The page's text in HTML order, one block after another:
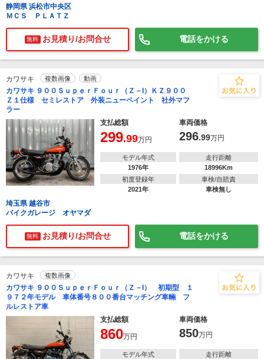
静岡県 浜松市中央区
ＭＣＳ ＰＬＡＴＺ
無料 お見積り/お問合せ 電話をかける
カワサキ 複数画像 動画
カワサキ ９００ＳｕｐｅｒＦｏｕｒ（Ｚ－I）ＫＺ９００
Ｚ１仕様 セミレストア 外装ニューペイント 社外マフ
ラー
支払総額
車両価格
299.99万円 296.99万円
モデル年式
1976年
走行距離
18996Km
初度登録年
2021年
車検/自賠責
車検無し
埼玉県 越谷市
バイクガレージ オヤマダ
無料 お見積り/お問合せ 電話をかける
カワサキ 複数画像
カワサキ ９００ＳｕｐｅｒＦｏｕｒ（Ｚ－I） 初期型 １
９７２年モデル 車体番号８００番台マッチング車輛 フ
ルレストア車
支払総額
車両価格
860万円 850万円
モデル年式
走行距離